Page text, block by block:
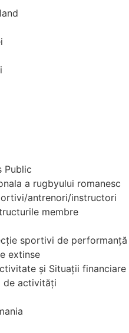
Public
a rugbyului romanesc
antrenori/instructori
membre
sportivi de performanță
extinse
și Situații financiare
de activități